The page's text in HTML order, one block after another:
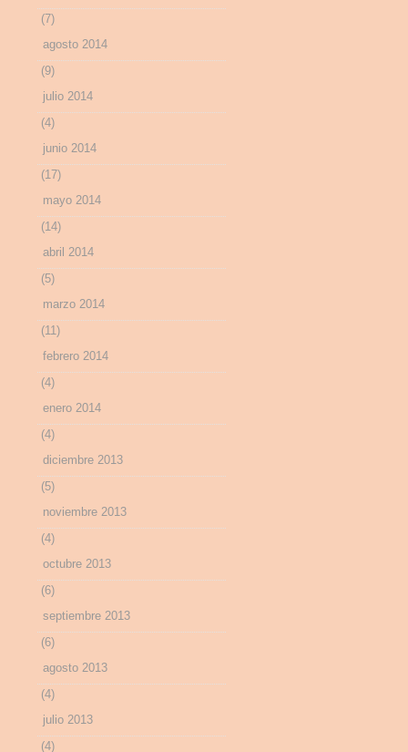
(7)
agosto 2014
(9)
julio 2014
(4)
junio 2014
(17)
mayo 2014
(14)
abril 2014
(5)
marzo 2014
(11)
febrero 2014
(4)
enero 2014
(4)
diciembre 2013
(5)
noviembre 2013
(4)
octubre 2013
(6)
septiembre 2013
(6)
agosto 2013
(4)
julio 2013
(4)